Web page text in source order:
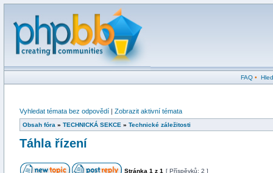
FAQ•
Vyhledat témata bez odpovědí | Zobrazit aktivní témata
Obsah fóra » TECHNICKÁ SEKCE » Technické záležitosti
Táhla řízení
Stránka 1 z 1 [ Příspěvků: 2 ]